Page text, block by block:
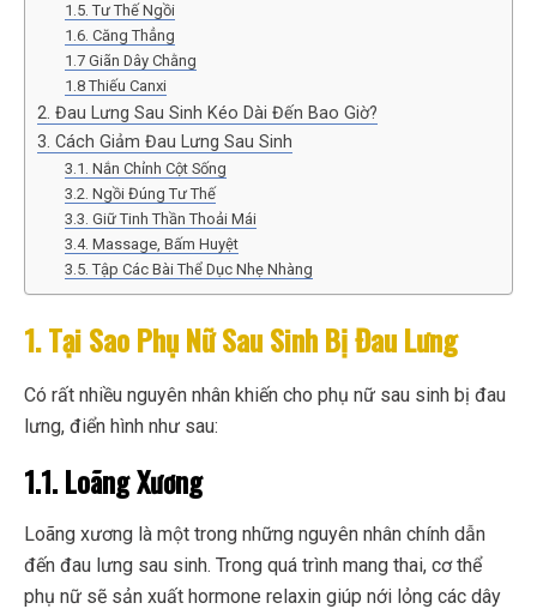
1.5. Tư Thế Ngồi
1.6. Căng Thẳng
1.7 Giãn Dây Chằng
1.8 Thiếu Canxi
2. Đau Lưng Sau Sinh Kéo Dài Đến Bao Giờ?
3. Cách Giảm Đau Lưng Sau Sinh
3.1. Nắn Chỉnh Cột Sống
3.2. Ngồi Đúng Tư Thế
3.3. Giữ Tinh Thần Thoải Mái
3.4. Massage, Bấm Huyệt
3.5. Tập Các Bài Thể Dục Nhẹ Nhàng
1. Tại Sao Phụ Nữ Sau Sinh Bị Đau Lưng
Có rất nhiều nguyên nhân khiến cho phụ nữ sau sinh bị đau
lưng, điển hình như sau:
1.1. Loãng Xương
Loãng xương là một trong những nguyên nhân chính dẫn
đến đau lưng sau sinh. Trong quá trình mang thai, cơ thể
phụ nữ sẽ sản xuất hormone relaxin giúp nới lỏng các dây